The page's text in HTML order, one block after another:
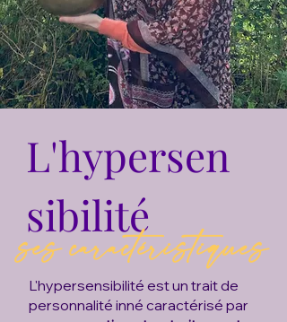
L'hypersen
sibilité
ses caractéristiques
L'hypersensibilité est un trait de
personnalité inné caractérisé par